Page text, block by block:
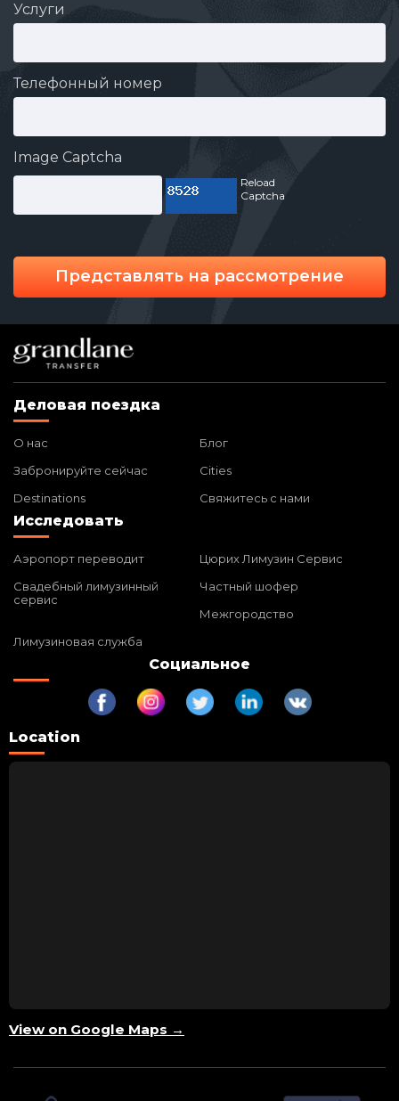
Услуги
Телефонный номер
Image Captcha
Reload
Captcha
Представлять на рассмотрение
Деловая поездка
О нас
Блог
Забронируйте сейчас
Cities
Destinations
Свяжитесь с нами
Исследовать
Аэропорт переводит
Цюрих Лимузин Сервис
Свадебный лимузинный
сервис
Частный шофер
Межгородство
Лимузиновая служба
Социальное
Location
View on Google Maps →